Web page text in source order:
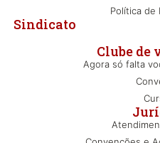
Clube de
Agora só falta
Sindicato
Política de